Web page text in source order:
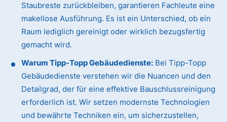
Staubreste zurückbleiben, garantieren Fachleute eine
makellose Ausführung. Es ist ein Unterschied, ob ein
Raum lediglich gereinigt oder wirklich bezugsfertig
gemacht wird.
Warum Tipp-Topp Gebäudedienste: Bei Tipp-Topp
Gebäudedienste verstehen wir die Nuancen und den
Detailgrad, der für eine effektive Bauschlussreinigung
erforderlich ist. Wir setzen modernste Technologien
und bewährte Techniken ein, um sicherzustellen,